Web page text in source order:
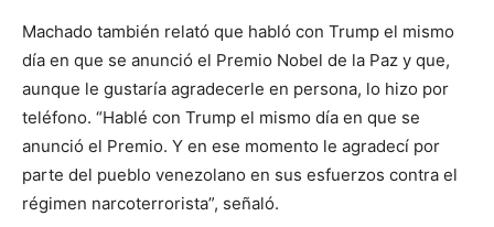
Machado también relató que habló con Trump el mismo
día en que se anunció el Premio Nobel de la Paz y que,
aunque le gustaría agradecerle en persona, lo hizo por
teléfono. “Hablé con Trump el mismo día en que se
anunció el Premio. Y en ese momento le agradecí por
parte del pueblo venezolano en sus esfuerzos contra el
régimen narcoterrorista”, señaló.